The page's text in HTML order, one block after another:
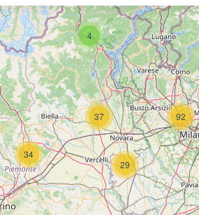
34
37
29
4
92